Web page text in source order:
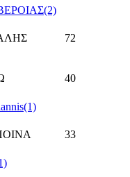
(2)
72
40
(1)
33